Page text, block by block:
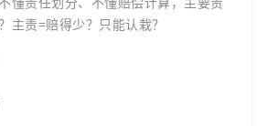
主责=赔得少？只能认栽？